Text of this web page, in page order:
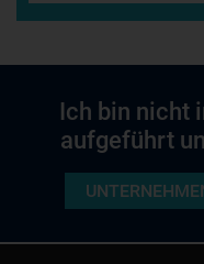
Ich bin nicht
aufgeführt